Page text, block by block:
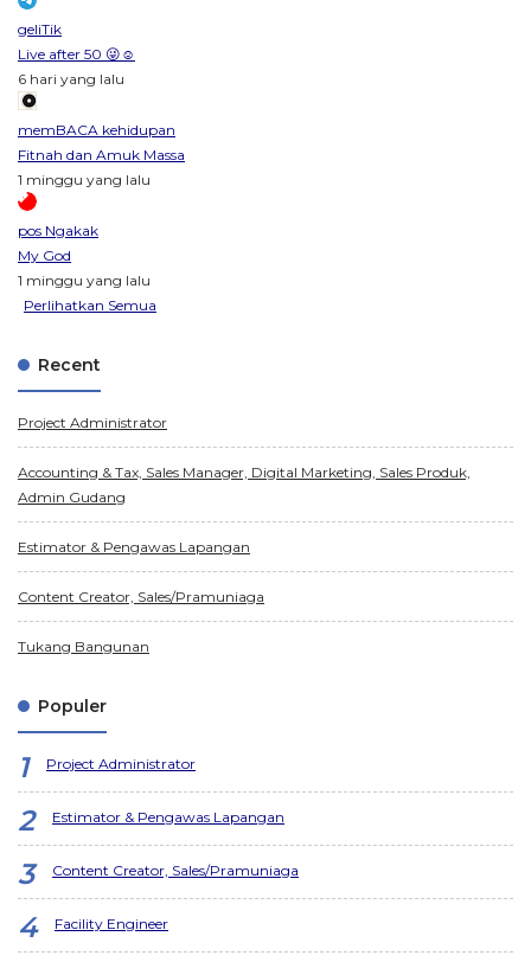
geliTik
Live after 50 😜☺️
6 hari yang lalu
memBACA kehidupan
Fitnah dan Amuk Massa
1 minggu yang lalu
pos Ngakak
My God
1 minggu yang lalu
Perlihatkan Semua
Recent
Project Administrator
Accounting & Tax, Sales Manager, Digital Marketing, Sales Produk,
Admin Gudang
Estimator & Pengawas Lapangan
Content Creator, Sales/Pramuniaga
Tukang Bangunan
Populer
Project Administrator
Estimator & Pengawas Lapangan
Content Creator, Sales/Pramuniaga
Facility Engineer